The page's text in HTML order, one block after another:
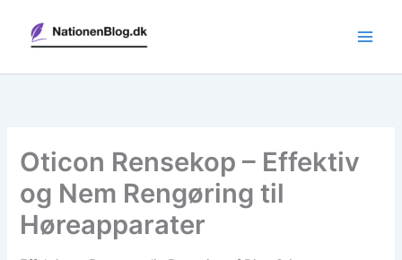
indholdet
Oticon Rensekop – Effektiv
og Nem Rengøring til
Høreapparater